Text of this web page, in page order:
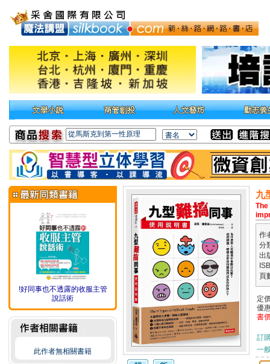
!好同事也不透露的收服主管
說話術
此作者無相關書籍
九
作
分
出
頁
定
優
書
訂
一